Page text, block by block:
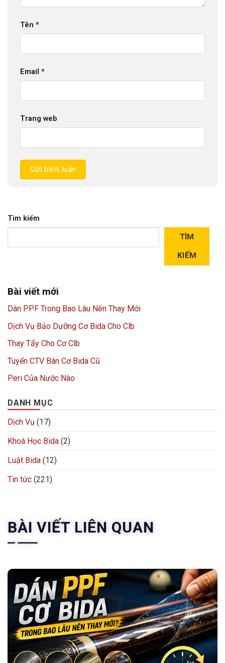
Tên *
Email *
Trang web
Tìm kiếm
TÌM
KIẾM
Bài viết mới
Dán PPF Trong Bao Lâu Nên Thay Mới
Dịch Vụ Bảo Dưỡng Cơ Bida Cho Clb
Thay Tẩy Cho Cơ Clb
Tuyển CTV Bán Cơ Bida Cũ
Peri Của Nước Nào
DANH MỤC
Dịch Vụ (17)
Khoá Học Bida (2)
Luật Bida (12)
Tin tức (221)
BÀI VIẾT LIÊN QUAN